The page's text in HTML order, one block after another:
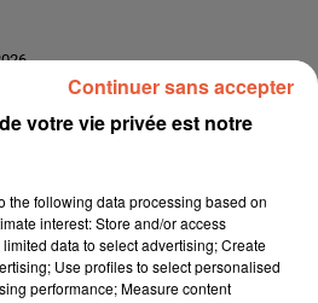
votre vie privée est notre
the following data processing based on
interest: Store and/or access
data to select advertising; Create
Use profiles to select personalised
performance; Measure content
Continuer sans accepter